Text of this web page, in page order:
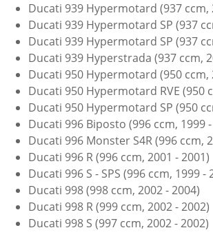
Ducati 939 Hypermotard (937 ccm,
Ducati 939 Hypermotard SP (937
Ducati 939 Hypermotard SP (937
Ducati 939 Hyperstrada (937 ccm,
Ducati 950 Hypermotard (950 ccm,
Ducati 950 Hypermotard RVE (950
Ducati 950 Hypermotard SP (950
Ducati 996 Biposto (996 ccm, 1999
Ducati 996 Monster S4R (996 ccm,
Ducati 996 R (996 ccm, 2001 - 2001)
Ducati 996 S - SPS (996 ccm, 1999 -
Ducati 998 (998 ccm, 2002 - 2004)
Ducati 998 R (999 ccm, 2002 - 2002)
Ducati 998 S (997 ccm, 2002 - 2002)